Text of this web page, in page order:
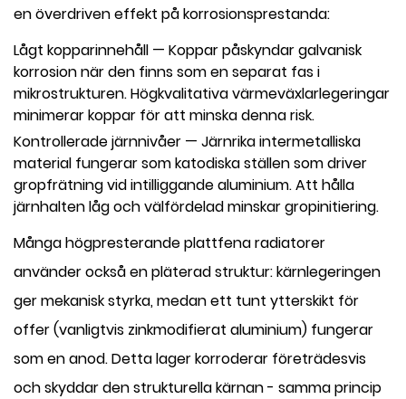
en överdriven effekt på korrosionsprestanda:
Lågt kopparinnehåll — Koppar påskyndar galvanisk
korrosion när den finns som en separat fas i
mikrostrukturen. Högkvalitativa värmeväxlarlegeringar
minimerar koppar för att minska denna risk.
Kontrollerade järnnivåer — Järnrika intermetalliska
material fungerar som katodiska ställen som driver
gropfrätning vid intilliggande aluminium. Att hålla
järnhalten låg och välfördelad minskar gropinitiering.
Många högpresterande plattfena radiatorer
använder också en pläterad struktur: kärnlegeringen
ger mekanisk styrka, medan ett tunt ytterskikt för
offer (vanligtvis zinkmodifierat aluminium) fungerar
som en anod. Detta lager korroderar företrädesvis
och skyddar den strukturella kärnan - samma princip